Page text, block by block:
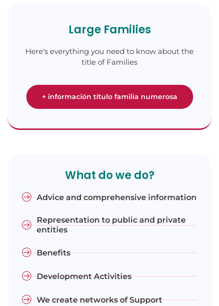
Large Families
Here's everything you need to know about the
title of Families
+ información título familia numerosa
What do we do?
Advice and comprehensive information
Representation to public and private
entities
Benefits
Development Activities
We create networks of Support